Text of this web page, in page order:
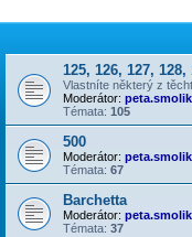
125, 126, 127, 128,
Vlastníte některý z
Moderátor: peta.smolik
Témata: 105
500
Moderátor: peta.smolik
Témata: 67
Barchetta
Moderátor: peta.smolik
Témata: 37